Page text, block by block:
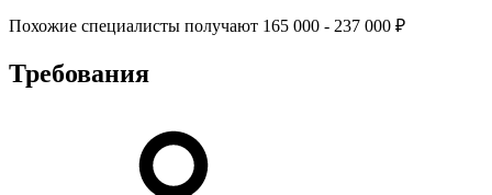
Похожие специалисты получают 165 000 - 237 000 ₽
Требования